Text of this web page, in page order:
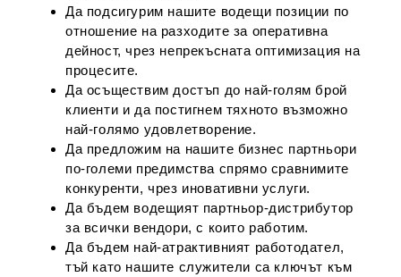
Да подсигурим нашите водещи позиции по
отношение на разходите за оперативна
дейност, чрез непрекъсната оптимизация на
процесите.
Да осъществим достъп до най-голям брой
клиенти и да постигнем тяхното възможно
най-голямо удовлетворение.
Да предложим на нашите бизнес партньори
по-големи предимства спрямо сравнимите
конкуренти, чрез иновативни услуги.
Да бъдем водещият партньор-дистрибутор
за всички вендори, с които работим.
Да бъдем най-атрактивният работодател,
тъй като нашите служители са ключът към